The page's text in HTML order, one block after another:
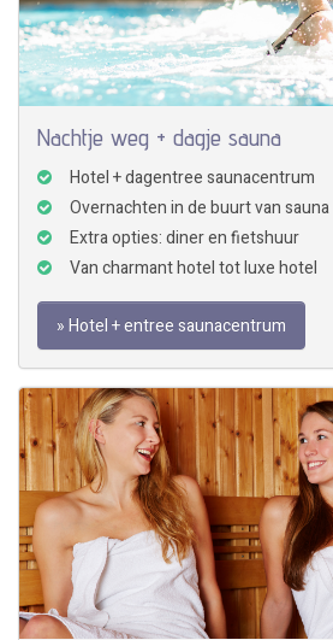
Nachtje weg + dagje sauna
Hotel + dagentree saunacentrum
Overnachten in de buurt van sauna
Extra opties: diner en fietshuur
Van charmant hotel tot luxe hotel
» Hotel + entree saunacentrum